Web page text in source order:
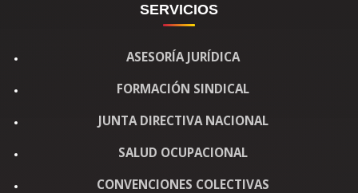
SERVICIOS
ASESORÍA JURÍDICA
FORMACIÓN SINDICAL
JUNTA DIRECTIVA NACIONAL
SALUD OCUPACIONAL
CONVENCIONES COLECTIVAS